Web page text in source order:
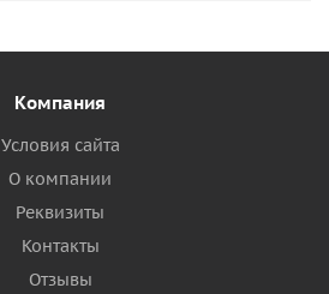
Компания
Условия сайта
О компании
Реквизиты
Контакты
Отзывы